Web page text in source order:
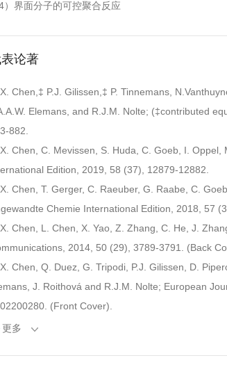
4）界面分子的可控聚合反应
论著
Chen,‡ P.J. Gilissen,‡ P. Tinnemans,
Elemans, and R.J.M. Nolte; (‡contributed
882.
Chen, C. Mevissen, S. Huda, C. Goeb, I. Oppel,
Edition, 2019, 58 (37), 12879-12882.
Chen, T. Gerger, C. Raeuber, G. Raabe, C.
Chemie International Edition, 2018, 57
Chen, L. Chen, X. Yao, Z. Zhang, C. He, J.
2014, 50 (29), 3789-3791. (Back
Chen, Q. Duez, G. Tripodi, P.J. Gilissen, D.
J. Roithová and R.J.M. Nolte; European
(Front Cover).
X. Chen, M. Baumert, R. Froehlich, M. Albrecht;
更多